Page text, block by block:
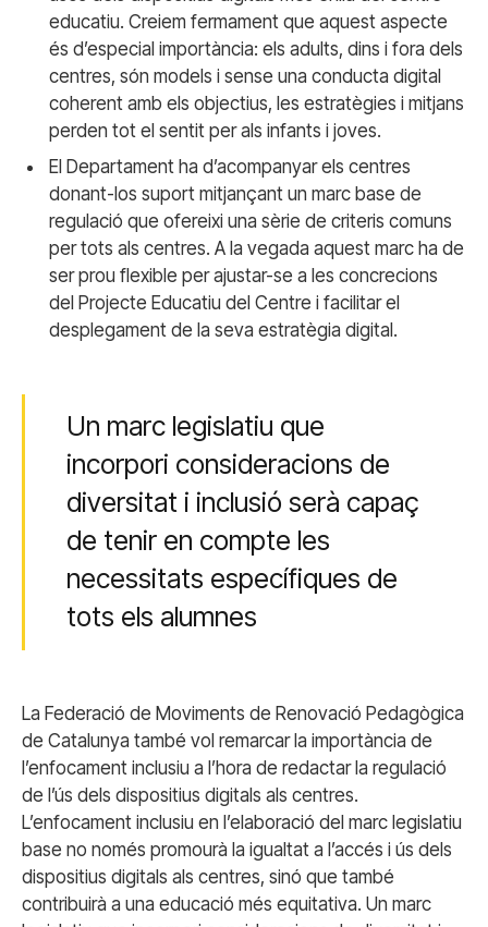
educatiu. Creiem fermament que aquest aspecte
és d’especial importància: els adults, dins i fora dels
centres, són models i sense una conducta digital
coherent amb els objectius, les estratègies i mitjans
perden tot el sentit per als infants i joves.
El Departament ha d’acompanyar els centres
donant-los suport mitjançant un marc base de
regulació que ofereixi una sèrie de criteris comuns
per tots als centres. A la vegada aquest marc ha de
ser prou flexible per ajustar-se a les concrecions
del Projecte Educatiu del Centre i facilitar el
desplegament de la seva estratègia digital.
Un marc legislatiu que
incorpori consideracions de
diversitat i inclusió serà capaç
de tenir en compte les
necessitats específiques de
tots els alumnes
La Federació de Moviments de Renovació Pedagògica
de Catalunya també vol remarcar la importància de
l’enfocament inclusiu a l’hora de redactar la regulació
de l’ús dels dispositius digitals als centres.
L’enfocament inclusiu en l’elaboració del marc legislatiu
base no només promourà la igualtat a l’accés i ús dels
dispositius digitals als centres, sinó que també
contribuirà a una educació més equitativa. Un marc